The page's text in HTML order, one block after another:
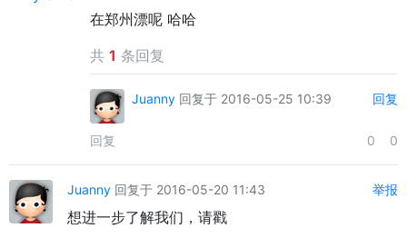
在郑州漂呢 哈哈
共 1 条回复
Juanny 回复于 2016-05-25 10:39 回复
回复 0 0
Juanny 回复于 2016-05-20 11:43 举报
想进一步了解我们，请戳